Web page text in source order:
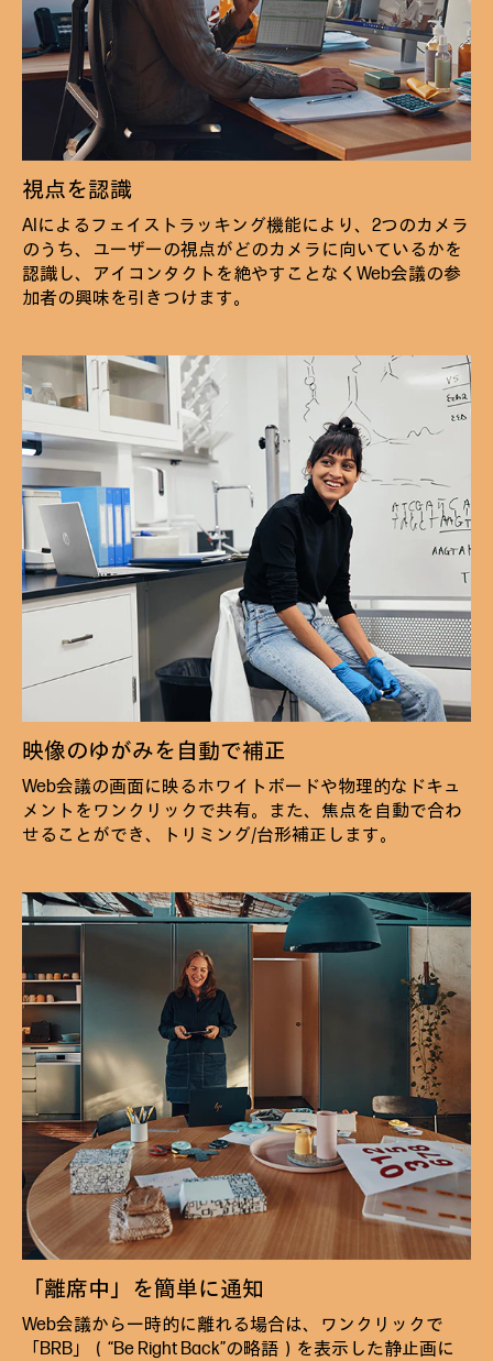
視点を認識
AIによるフェイストラッキング機能により、2つのカメラ
のうち、ユーザーの視点がどのカメラに向いているかを
認識し、アイコンタクトを絶やすことなくWeb会議の参
加者の興味を引きつけます。
映像のゆがみを自動で補正
Web会議の画面に映るホワイトボードや物理的なドキュ
メントをワンクリックで共有。また、焦点を自動で合わ
せることができ、トリミング/台形補正します。
「離席中」を簡単に通知
Web会議から一時的に離れる場合は、ワンクリックで
「BRB」（“Be Right Back”の略語）を表示した静止画に